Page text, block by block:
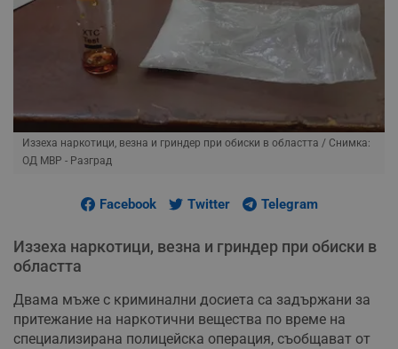
Иззеха наркотици, везна и гриндер при обиски в областта / Снимка:
ОД МВР - Разград
Facebook Twitter Telegram
Иззеха наркотици, везна и гриндер при обиски в
областта
Двама мъже с криминални досиета са задържани за
притежание на наркотични вещества по време на
специализирана полицейска операция, съобщават от